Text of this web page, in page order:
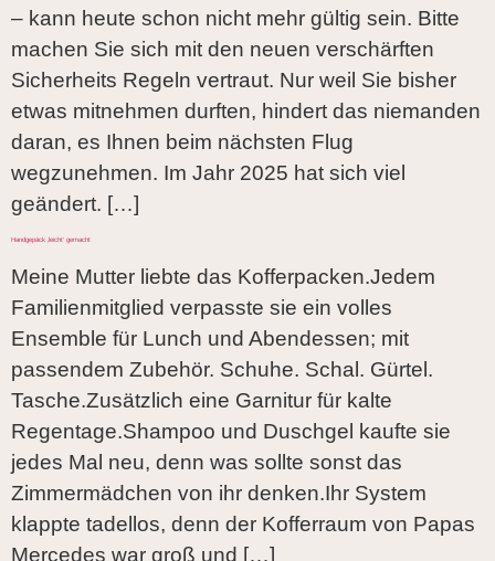
– kann heute schon nicht mehr gültig sein. Bitte
machen Sie sich mit den neuen verschärften
Sicherheits Regeln vertraut. Nur weil Sie bisher
etwas mitnehmen durften, hindert das niemanden
daran, es Ihnen beim nächsten Flug
wegzunehmen. Im Jahr 2025 hat sich viel
geändert. […]
Handgepäck ‚leicht‘ gemacht
Meine Mutter liebte das Kofferpacken.Jedem
Familienmitglied verpasste sie ein volles
Ensemble für Lunch und Abendessen; mit
passendem Zubehör. Schuhe. Schal. Gürtel.
Tasche.Zusätzlich eine Garnitur für kalte
Regentage.Shampoo und Duschgel kaufte sie
jedes Mal neu, denn was sollte sonst das
Zimmermädchen von ihr denken.Ihr System
klappte tadellos, denn der Kofferraum von Papas
Mercedes war groß und […]